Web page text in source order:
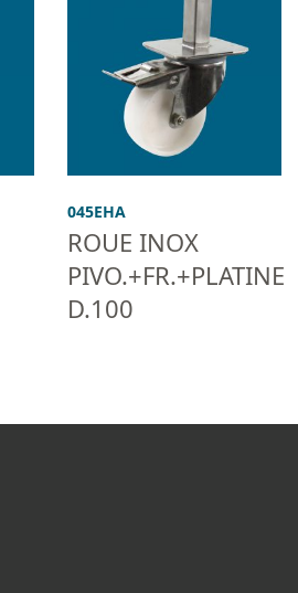
045EHA
ROUE INOX
PIVO.+FR.+PLATINE
D.100